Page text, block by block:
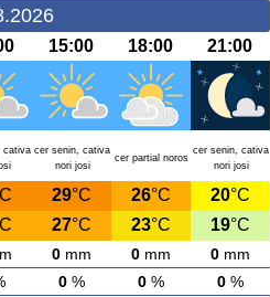
15:00 18:00 21:00
cativa cer senin, cativa
nori josi
cer partial noros
cer senin, cativa
nori josi
29°C 26°C 20°C
27°C 23°C 19°C
0mm 0mm 0mm
0% 0% 0%